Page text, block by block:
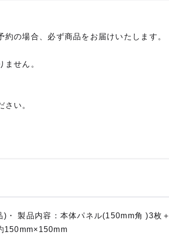
の場合、必ず商品をお届けいたします。
せん。
い。
・ 製品内容：本体パネル(150mm角 )3枚＋
150mm×150mm